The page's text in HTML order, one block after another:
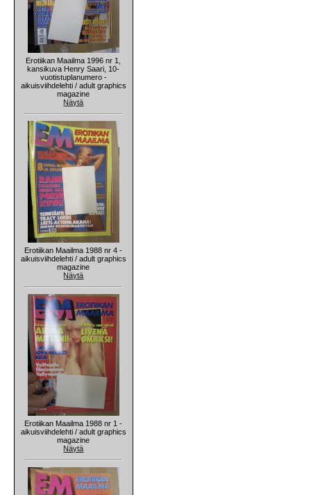
Erotiikan Maailma 1996 nr 1,
kansikuva Henry Saari, 10-
vuotistuplanumero -
aikuisviihdelehti / adult graphics
magazine
Näytä
Erotiikan Maailma 1988 nr 4 -
aikuisviihdelehti / adult graphics
magazine
Näytä
Erotiikan Maailma 1988 nr 1 -
aikuisviihdelehti / adult graphics
magazine
Näytä